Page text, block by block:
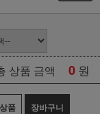
상품 금액 0 원
품 장바구니